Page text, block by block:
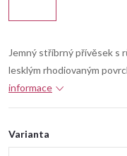
Jemný stříbrný přívěsek s
lesklým rhodiovaným
informace
Varianta